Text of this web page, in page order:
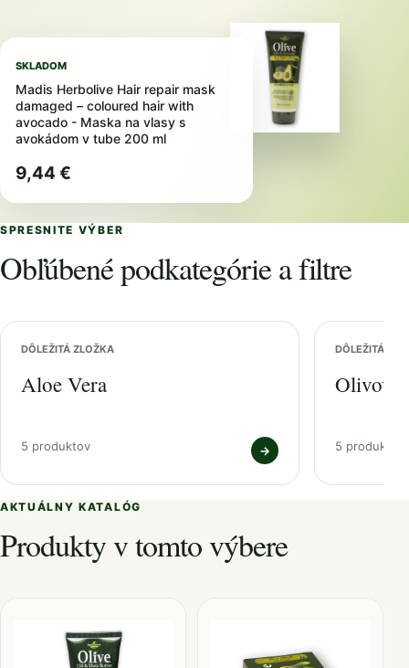
SKLADOM
Madis Herbolive Hair repair mask
damaged – coloured hair with
avocado - Maska na vlasy s
avokádom v tube 200 ml
9,44 €
SPRESNITE VÝBER
Obľúbené podkategórie a filtre
DÔLEŽITÁ ZLOŽKA
Aloe Vera
5 produktov →
DÔLEŽITÁ
Olivový
5 produktov
AKTUÁLNY KATALÓG
Produkty v tomto výbere